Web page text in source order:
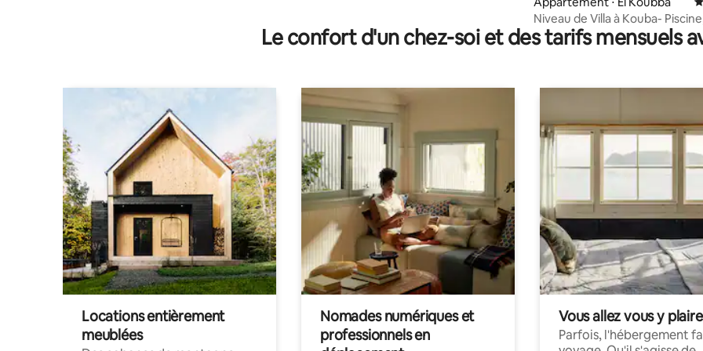
Niveau de Villa à Kouba-
Terrasse, Garage
Le confort d'un chez-soi et des tarifs mensuels
Locations entièrement
meublées
Nomades numériques et
professionnels en
Vous allez vous y plaire
Parfois, l'hébergement